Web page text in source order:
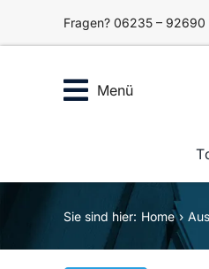
Fragen? 06235 –
Menü
Sie sind hier: Home